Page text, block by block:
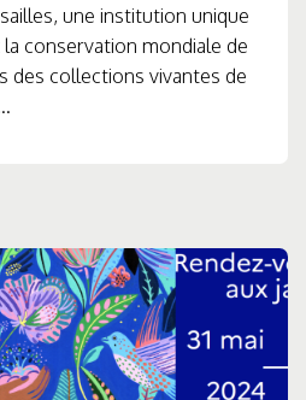
une institution unique
conservation mondiale de
des collections vivantes de